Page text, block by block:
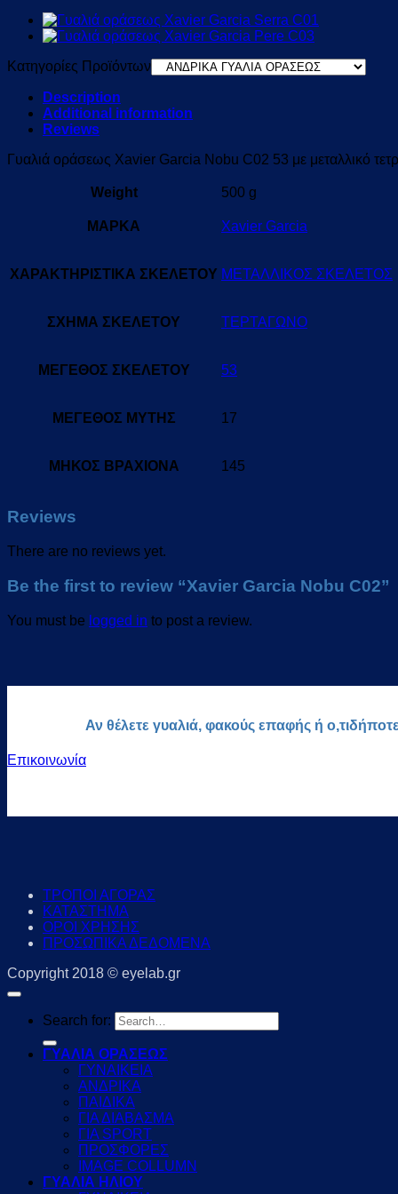
Κατηγορίες Προϊόντων
Description
Additional information
Reviews
Γυαλιά οράσεως Xavier Garcia Nobu C02 53 με μεταλλικό
Weight 500 g
ΜΑΡΚΑ Xavier Garcia
ΧΑΡΑΚΤΗΡΙΣΤΙΚΑ ΣΚΕΛΕΤΟΥ ΜΕΤΑΛΛΙΚΟΣ ΣΚΕΛΕΤΟΣ
ΣΧΗΜΑ ΣΚΕΛΕΤΟΥ ΤΕΡΤΑΓΩΝΟ
ΜΕΓΕΘΟΣ ΣΚΕΛΕΤΟΥ 53
ΜΕΓΕΘΟΣ ΜΥΤΗΣ 17
ΜΗΚΟΣ ΒΡΑΧΙΟΝΑ 145
Reviews
There are no reviews yet.
Be the first to review “Xavier Garcia Nobu C02”
You must be logged in to post a review.
Αν θέλετε γυαλιά, φακούς επαφής ή
Επικοινωνία
ΤΡΟΠΟΙ ΑΓΟΡΑΣ
ΚΑΤΑΣΤΗΜΑ
ΟΡΟΙ ΧΡΗΣΗΣ
ΠΡΟΣΩΠΙΚΑ ΔΕΔΟΜΕΝΑ
Copyright 2018 © eyelab.gr
Search for:
ΓΥΑΛΙΑ ΟΡΑΣΕΩΣ
ΓΥΝΑΙΚΕΙΑ
ΑΝΔΡΙΚΑ
ΠΑΙΔΙΚΑ
ΓΙΑ ΔΙΑΒΑΣΜΑ
ΓΙΑ SPORT
ΠΡΟΣΦΟΡΕΣ
IMAGE COLLUMN
ΓΥΑΛΙΑ ΗΛΙΟΥ